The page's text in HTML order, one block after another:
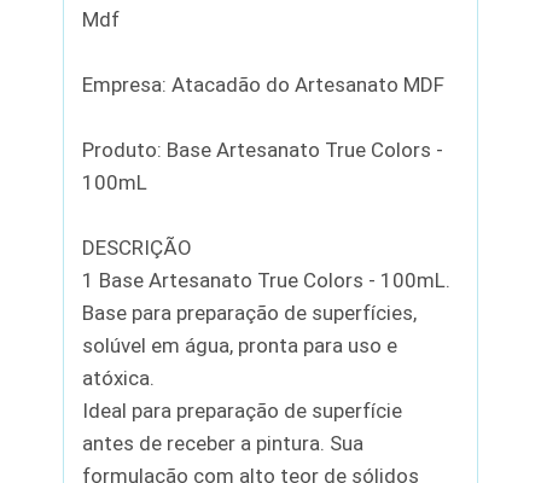
Mdf
Empresa: Atacadão do Artesanato MDF
Produto: Base Artesanato True Colors -
100mL
DESCRIÇÃO
1 Base Artesanato True Colors - 100mL.
Base para preparação de superfícies,
solúvel em água, pronta para uso e
atóxica.
Ideal para preparação de superfície
antes de receber a pintura. Sua
formulação com alto teor de sólidos